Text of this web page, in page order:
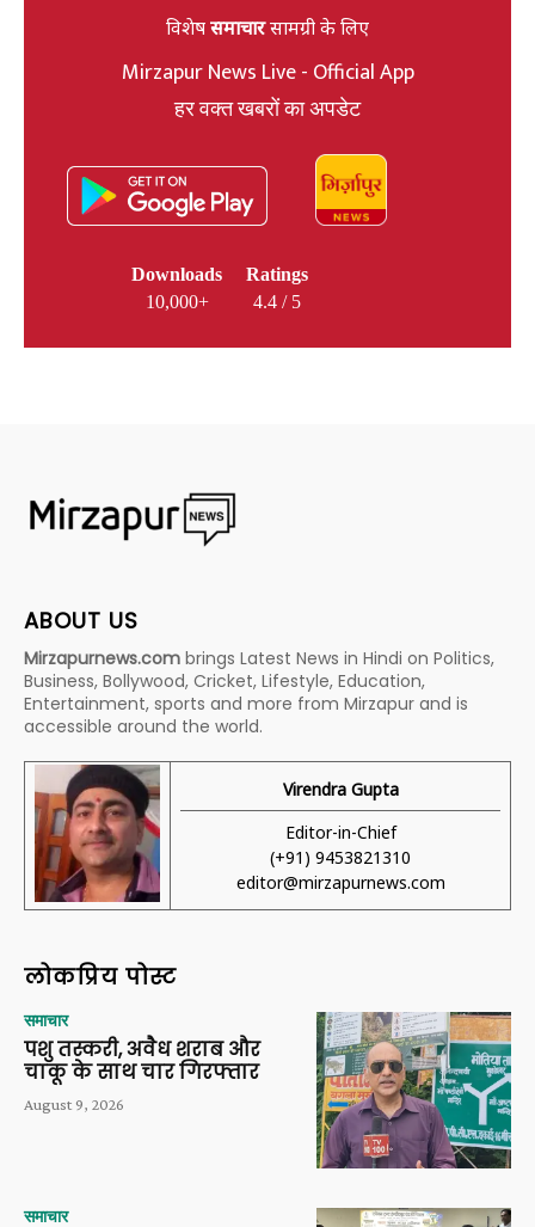
विशेषसमाचारसामग्री के लिए
Mirzapur News Live - Official App
हर वक्त खबरों का अपडेट
Downloads
10,000+
Ratings
4.4 / 5
ABOUT US
Mirzapurnews.com brings Latest News in Hindi on Politics,
Business, Bollywood, Cricket, Lifestyle, Education,
Entertainment, sports and more from Mirzapur and is
accessible around the world.
Virendra Gupta
Editor-in-Chief
(+91) 9453821310
editor@mirzapurnews.com
लोकप्रिय पोस्ट
समाचार
पशु तस्करी, अवैध शराब और
चाकू के साथ चार गिरफ्तार
August 9, 2026
समाचार